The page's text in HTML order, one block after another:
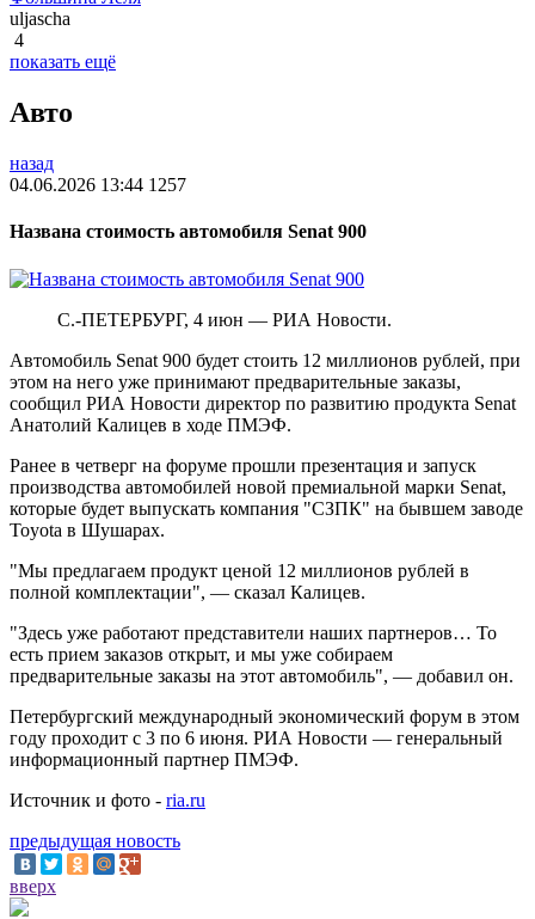
uljascha
4
показать ещё
Авто
назад
04.06.2026 13:44 1257
Названа стоимость автомобиля Senat 900
С.-ПЕТЕРБУРГ, 4 июн — РИА Новости.
Автомобиль Senat 900 будет стоить 12 миллионов рублей, при
этом на него уже принимают предварительные заказы,
сообщил РИА Новости директор по развитию продукта Senat
Анатолий Калицев в ходе ПМЭФ.
Ранее в четверг на форуме прошли презентация и запуск
производства автомобилей новой премиальной марки Senat,
которые будет выпускать компания "СЗПК" на бывшем заводе
Toyota в Шушарах.
"Мы предлагаем продукт ценой 12 миллионов рублей в
полной комплектации", — сказал Калицев.
"Здесь уже работают представители наших партнеров… То
есть прием заказов открыт, и мы уже собираем
предварительные заказы на этот автомобиль", — добавил он.
Петербургский международный экономический форум в этом
году проходит с 3 по 6 июня. РИА Новости — генеральный
информационный партнер ПМЭФ.
Источник и фото - ria.ru
предыдущая новость
вверх